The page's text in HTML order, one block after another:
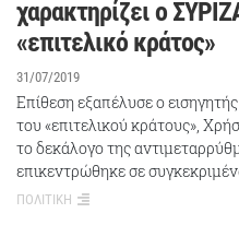
χαρακτηρίζει ο
«επιτελικό κράτος»
31/07/2019
Επίθεση εξαπέλυσε ο
του «επιτελικού κράτους»,
το δεκάλογο της
επικεντρώθηκε σε
ΠΟΛΙΤΙΚΗ